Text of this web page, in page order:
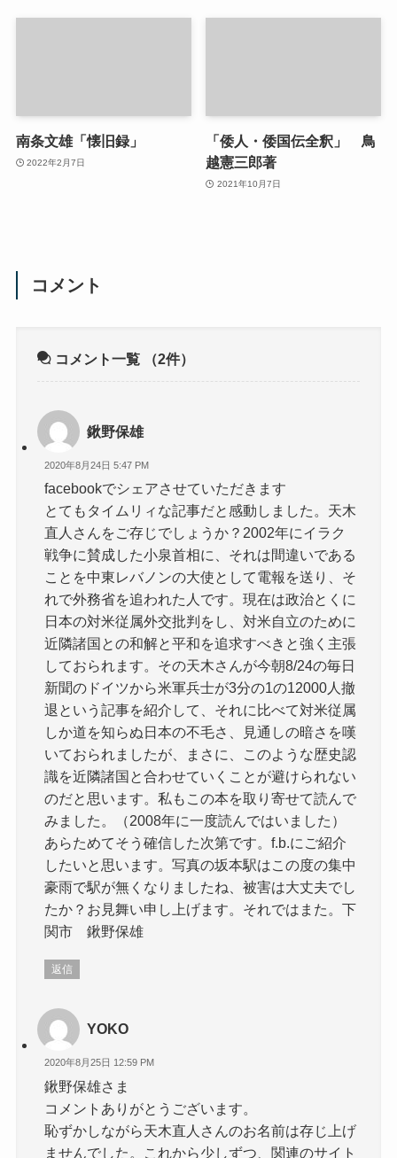
南条文雄「懐旧録」
2022年2月7日
「倭人・倭国伝全釈」 鳥
越憲三郎著
2021年10月7日
コメント
コメント一覧 （2件）
鍬野保雄
2020年8月24日 5:47 PM
facebookでシェアさせていただきます
とてもタイムリィな記事だと感動しました。天木
直人さんをご存じでしょうか？2002年にイラク
戦争に賛成した小泉首相に、それは間違いである
ことを中東レバノンの大使として電報を送り、そ
れで外務省を追われた人です。現在は政治とくに
日本の対米従属外交批判をし、対米自立のために
近隣諸国との和解と平和を追求すべきと強く主張
しておられます。その天木さんが今朝8/24の毎日
新聞のドイツから米軍兵士が3分の1の12000人撤
退という記事を紹介して、それに比べて対米従属
しか道を知らぬ日本の不毛さ、見通しの暗さを嘆
いておられましたが、まさに、このような歴史認
識を近隣諸国と合わせていくことが避けられない
のだと思います。私もこの本を取り寄せて読んで
みました。（2008年に一度読んではいました）
あらためてそう確信した次第です。f.b.にご紹介
したいと思います。写真の坂本駅はこの度の集中
豪雨で駅が無くなりましたね、被害は大丈夫でし
たか？お見舞い申し上げます。それではまた。下
関市 鍬野保雄
返信
YOKO
2020年8月25日 12:59 PM
鍬野保雄さま
コメントありがとうございます。
恥ずかしながら天木直人さんのお名前は存じ上げ
ませんでした。これから少しずつ、関連のサイト